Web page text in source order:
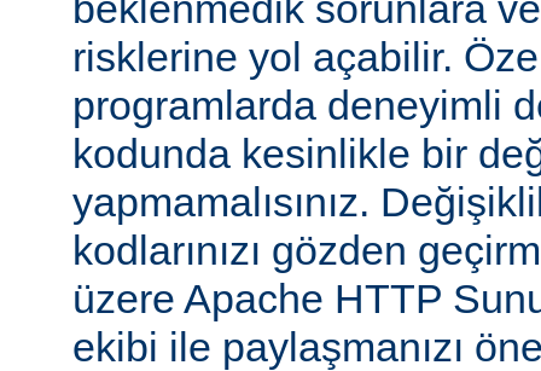
risklerine yol açabilir.
programlarda deneyimli
kodunda kesinlikle bir
yapmamalısınız.
kodlarınızı gözden
üzere Apache HTTP
ekibi ile paylaşmanızı